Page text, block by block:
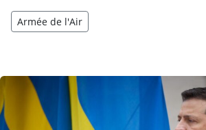
Armée de l'Air